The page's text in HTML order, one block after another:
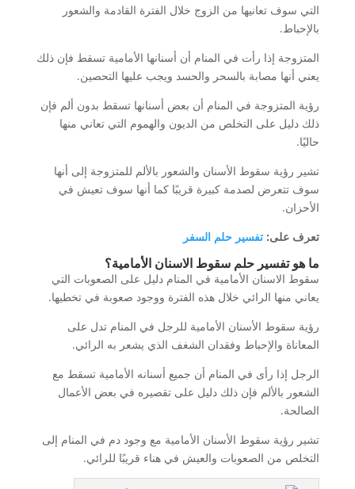
التي سوف تعانيها من الزوج خلال الفترة القادمة والشعور
بالإحباط.
المتزوجة إذا رأت في المنام أن أسنانها الأمامية تسقط فإن ذلك
يعني أنها مصابة بالسحر والحسد ويجب عليها التحصين.
رؤية المتزوجة في المنام أن بعض أسنانها تسقط بدون ألم فإن
ذلك دليل على التخلص من الديون والهموم التي تعاني منها
حاليًا.
تشير رؤية سقوط الأسنان والشعور بالألم للمتزوجة إلى أنها
سوف تتعرض لصدمة كبيرة قريبًا كما أنها سوف تعيش في
الأحزان.
تعرف على: تفسير حلم السفر
ما هو تفسير حلم سقوط الاسنان الأمامية؟
سقوط الاسنان الأمامية في المنام دليل على الصعوبات التي
يعاني منها الرائي خلال هذه الفترة ووجود صعوبة في تخطيها.
رؤية سقوط الأسنان الأمامية للرجل في المنام تدل على
المعاناة والإحباط وفقدان الشغف الذي يشعر به الرائي.
الرجل إذا رأى في المنام أن جميع أسنانه الأمامية تسقط مع
الشعور بالألم فإن ذلك دليل على تقصيره في بعض الأعمال
الصالحة.
تشير رؤية سقوط الأسنان الأمامية مع وجود دم في المنام إلى
التخلص من الصعوبات والعيش في هناء قريبًا للرائي.